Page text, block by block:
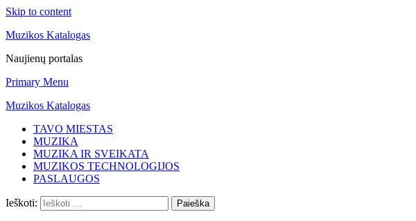
Skip to content
Muzikos Katalogas
Naujienų portalas
Primary Menu
Muzikos Katalogas
TAVO MIESTAS
MUZIKA
MUZIKA IR SVEIKATA
MUZIKOS TECHNOLOGIJOS
PASLAUGOS
Ieškoti: